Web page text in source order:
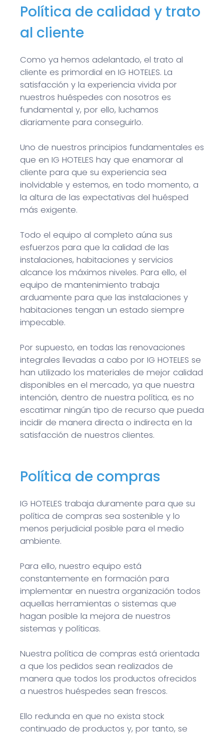
Política de calidad y trato
al cliente
Como ya hemos adelantado, el trato al
cliente es primordial en IG HOTELES. La
satisfacción y la experiencia vivida por
nuestros huéspedes con nosotros es
fundamental y, por ello, luchamos
diariamente para conseguirlo.
Uno de nuestros principios fundamentales es
que en IG HOTELES hay que enamorar al
cliente para que su experiencia sea
inolvidable y estemos, en todo momento, a
la altura de las expectativas del huésped
más exigente.
Todo el equipo al completo aúna sus
esfuerzos para que la calidad de las
instalaciones, habitaciones y servicios
alcance los máximos niveles. Para ello, el
equipo de mantenimiento trabaja
arduamente para que las instalaciones y
habitaciones tengan un estado siempre
impecable.
Por supuesto, en todas las renovaciones
integrales llevadas a cabo por IG HOTELES se
han utilizado los materiales de mejor calidad
disponibles en el mercado, ya que nuestra
intención, dentro de nuestra política, es no
escatimar ningún tipo de recurso que pueda
incidir de manera directa o indirecta en la
satisfacción de nuestros clientes.
Política de compras
IG HOTELES trabaja duramente para que su
política de compras sea sostenible y lo
menos perjudicial posible para el medio
ambiente.
Para ello, nuestro equipo está
constantemente en formación para
implementar en nuestra organización todos
aquellas herramientas o sistemas que
hagan posible la mejora de nuestros
sistemas y políticas.
Nuestra política de compras está orientada
a que los pedidos sean realizados de
manera que todos los productos ofrecidos
a nuestros huéspedes sean frescos.
Ello redunda en que no exista stock
continuado de productos y, por tanto, se